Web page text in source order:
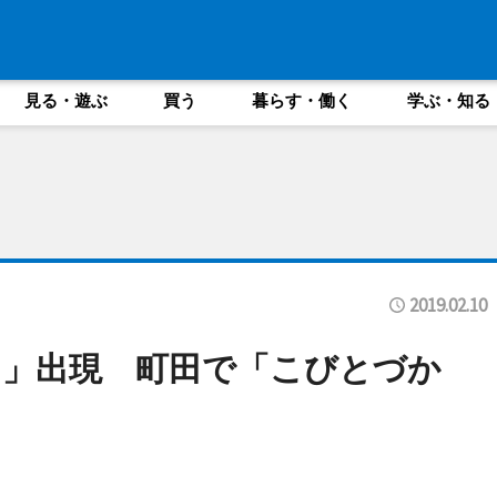
見る・遊ぶ 買う 暮らす・働く 学ぶ・知る
2019.02.10
出現 町田で「こびとづか